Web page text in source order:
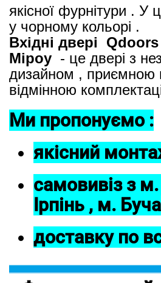
якісної фурнітури . У
у чорному кольорі .
Вхідні двері
Міроу - це двері з
дизайном , приємною
відмінною
Ми пропонуємо :
якісний
самовивіз з
Ірпінь , м. Буча
доставку по